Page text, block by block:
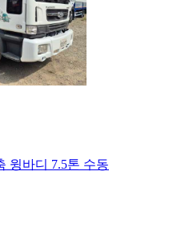
윙바디 7.5톤 수동